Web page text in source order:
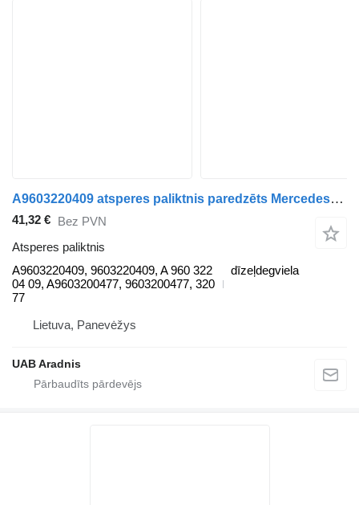
A9603220409 atsperes paliktnis paredzēts Mercedes-Benz ACTROS MP4 kravas automašīnas
41,32 € Bez PVN
Atsperes paliktnis
A9603220409, 9603220409, A 960 322
04 09, A9603200477, 9603200477, 320
77
dīzeļdegviela
Lietuva, Panevėžys
UAB Aradnis